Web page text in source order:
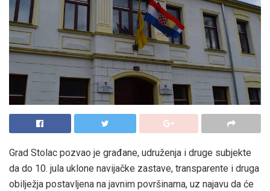
Grad Stolac pozvao je građane, udruženja i druge subjekte
da do 10. jula uklone navijačke zastave, transparente i druga
obilježja postavljena na javnim površinama, uz najavu da će